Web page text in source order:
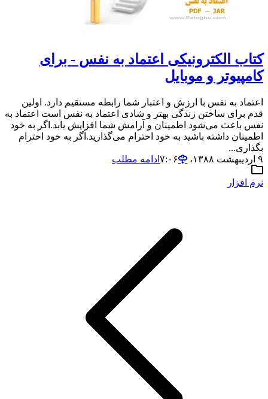
کتاب الکترونیکی اعتماد به نفس - برای
کامپیوتر و موبایل
اعتماد به نفس با ارزش و اعتبار شما رابطه مستقیم دارد. اولین
قدم برای ساختن زندگی بهتر و شادی اعتماد به نفس است اعتماد به
نفس باعث می‌شود اطمینان و آرامش شما افزایش یابد.اگر به خود
اطمینان داشته باشید به خود احترام می‌گذارید.اگر به خود احترام
بگذاری...
۹ اردیبهشت ۱۳۸۸،‏ ۷:۰۶
ادامه مطلب
نرم افزار